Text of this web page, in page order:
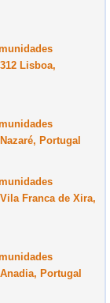
Lisboa,
Portugal
Franca de Xira,
Portugal